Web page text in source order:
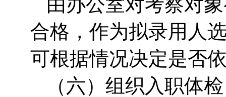
合格，作为拟录用人
可根据情况决定是否
（六）组织入职体检